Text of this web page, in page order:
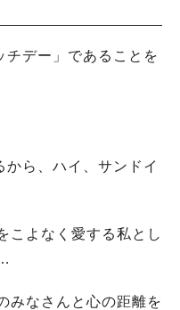
チデー」であることを
ら、ハイ、サンドイ
こよなく愛する私とし
みなさんと心の距離を